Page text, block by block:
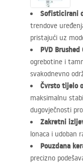
Sofisticirani
trendove
pristajući uz
PVD Brushed
ogrebotine i
svakodnevno
Čvrsto tijelo
maksimalnu
dugovječnosti
Zakretni
lonaca i udoban
Pouzdana
precizno